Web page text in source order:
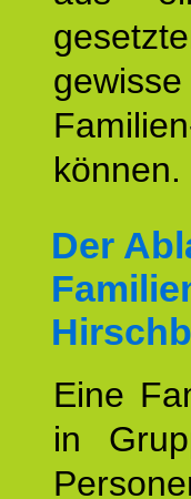
können.
Der
Eine
in